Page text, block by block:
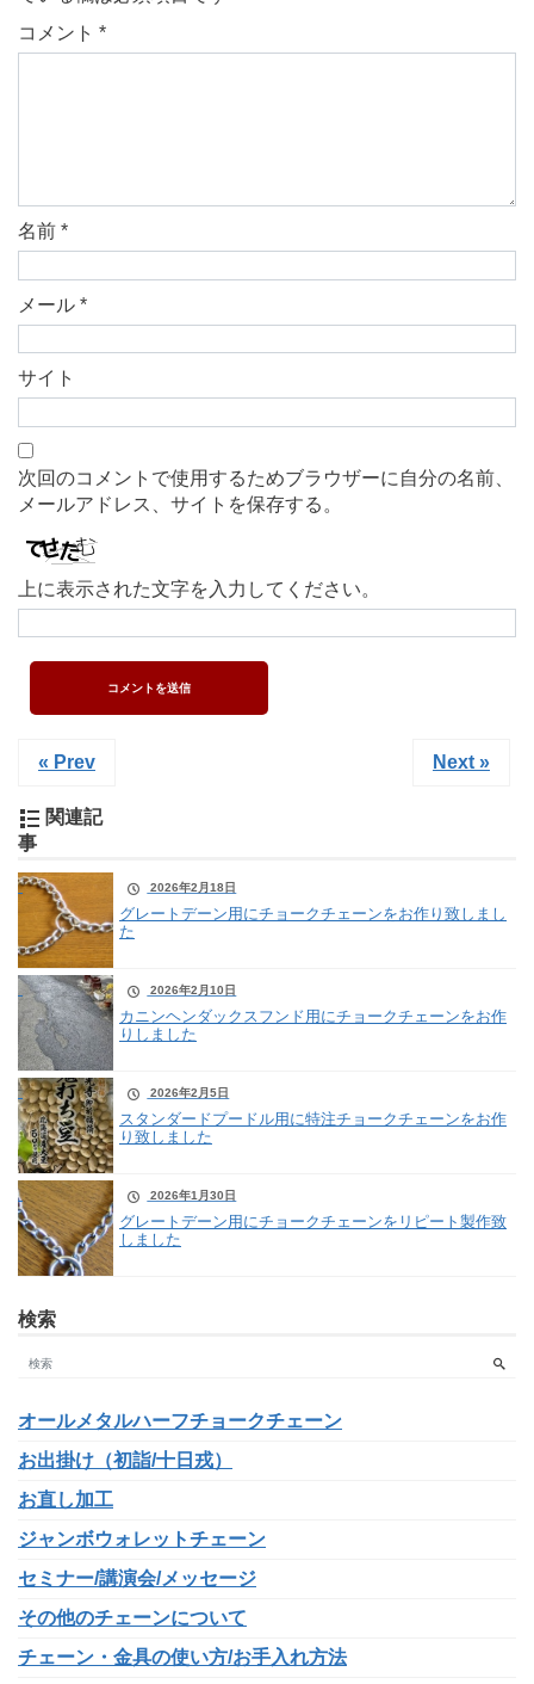
コメント *
名前 *
メール *
サイト
次回のコメントで使用するためブラウザーに自分の名前、
メールアドレス、サイトを保存する。
上に表示された文字を入力してください。
« Prev Next »
関連記
事
2026年2月18日
グレートデーン用にチョークチェーンをお作り致しまし
た
2026年2月10日
カニンヘンダックスフンド用にチョークチェーンをお作
りしました
2026年2月5日
スタンダードプードル用に特注チョークチェーンをお作
り致しました
2026年1月30日
グレートデーン用にチョークチェーンをリピート製作致
しました
検索
オールメタルハーフチョークチェーン
お出掛け（初詣/十日戎）
お直し加工
ジャンボウォレットチェーン
セミナー/講演会/メッセージ
その他のチェーンについて
チェーン・金具の使い方/お手入れ方法